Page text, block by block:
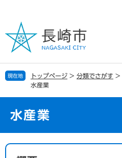
の
で
す
ー
ば
し
現在地 トップページ > 分類でさがす >
水産業
水産業
本